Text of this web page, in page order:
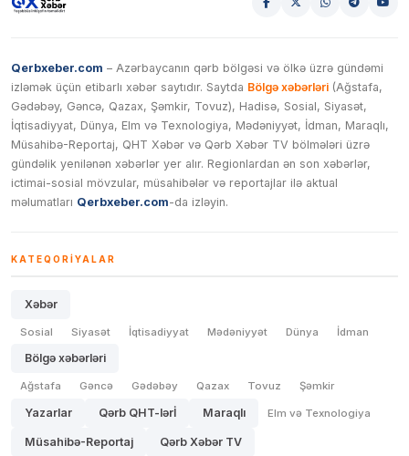
Qerbxeber.com – Azərbaycanın qərb bölgəsi və ölkə üzrə gündəmi
izləmək üçün etibarlı xəbər saytıdır. Saytda Bölgə xəbərləri (Ağstafa,
Gədəbəy, Gəncə, Qazax, Şəmkir, Tovuz), Hadisə, Sosial, Siyasət,
İqtisadiyyat, Dünya, Elm və Texnologiya, Mədəniyyət, İdman, Maraqlı,
Müsahibə-Reportaj, QHT Xəbər və Qərb Xəbər TV bölmələri üzrə
gündəlik yenilənən xəbərlər yer alır. Regionlardan ən son xəbərlər,
ictimai-sosial mövzular, müsahibələr və reportajlar ilə aktual
məlumatları Qerbxeber.com-da izləyin.
KATEQORIYALAR
Xəbər
Sosial Siyasət İqtisadiyyat Mədəniyyət Dünya İdman
Bölgə xəbərləri
Ağstafa Gəncə Gədəbəy Qazax Tovuz Şəmkir
Yazarlar Qərb QHT-lərİ Maraqlı Elm və Texnologiya
Müsahibə-Reportaj Qərb Xəbər TV